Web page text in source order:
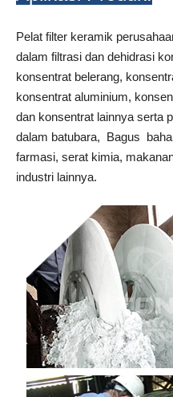
Pelat filter keramik
dalam filtrasi dan dehidrasi
konsentrat belerang,
konsentrat aluminium,
dan konsentrat lainnya serta
dalam batubara, Bagus
farmasi, serat kimia,
industri lainnya.